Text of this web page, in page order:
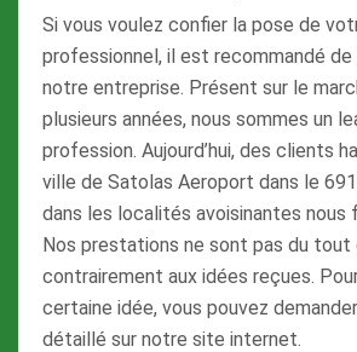
Si vous voulez confier la pose de
professionnel, il est recommandé
notre entreprise. Présent sur le
plusieurs années, nous sommes un
profession. Aujourd’hui, des clients
ville de Satolas Aeroport dans le
dans les localités avoisinantes nous
Nos prestations ne sont pas du tout
contrairement aux idées reçues.
certaine idée, vous pouvez
détaillé sur notre site internet.